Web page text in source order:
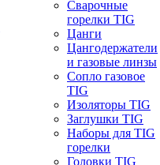
Сварочные
горелки TIG
Цанги
Цангодержатели
и газовые линзы
Сопло газовое
TIG
Изоляторы TIG
Заглушки TIG
Наборы для TIG
горелки
Головки TIG